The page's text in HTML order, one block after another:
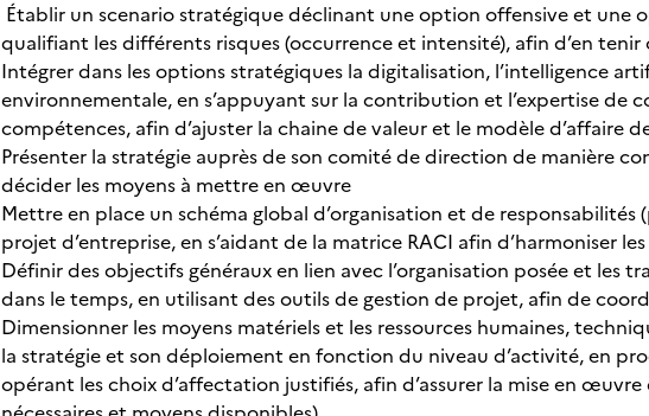
Établir un scenario stratégique déclinant une option offensive et une
qualifiant les différents risques (occurrence et intensité), afin d’en
Intégrer dans les options stratégiques la digitalisation, l’intelligence
environnementale, en s’appuyant sur la contribution et l’expertise de
compétences, afin d’ajuster la chaine de valeur et le modèle d’affaire
Présenter la stratégie auprès de son comité de direction de manière
décider les moyens à mettre en œuvre
Mettre en place un schéma global d’organisation et de
projet d’entreprise, en s’aidant de la matrice RACI afin d’harmoniser
Définir des objectifs généraux en lien avec l’organisation posée et les
dans le temps, en utilisant des outils de gestion de projet, afin de
Dimensionner les moyens matériels et les ressources humaines,
la stratégie et son déploiement en fonction du niveau d’activité, en
opérant les choix d’affectation justifiés, afin d’assurer la mise en